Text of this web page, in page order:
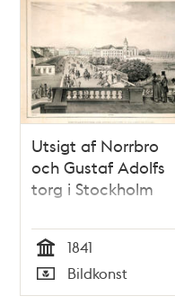
Utsigt af Norrbro
och Gustaf Adolfs
torg i Stockholm
Tid
1841
Typ
Bildkonst